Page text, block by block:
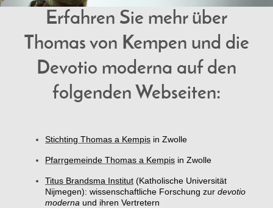
Erfahren Sie mehr über
Thomas von Kempen und die
Devotio moderna auf den
folgenden Webseiten:
Stichting Thomas a Kempis in Zwolle
Pfarrgemeinde Thomas a Kempis in Zwolle
Titus Brandsma Institut (Katholische Universität
Nijmegen): wissenschaftliche Forschung zur devotio
moderna und ihren Vertretern